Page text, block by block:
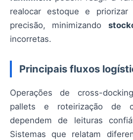
realocar estoque e
precisão, minimizando
incorretas.
Principais fluxos
Operações de cross-
pallets e roteirização de
dependem de leituras
Sistemas que relatam